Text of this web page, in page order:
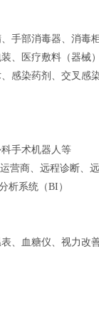
手部消毒器、消毒
、医疗敷料（器械
感染药剂、交叉
手术机器人等
营商、远程诊断、
析系统（BI）
、血糖仪、视力改